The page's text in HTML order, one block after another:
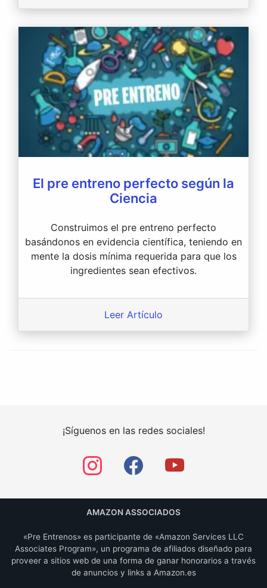
El pre entreno perfecto según la
Ciencia
Construimos el pre entreno perfecto
basándonos en evidencia científica, teniendo en
mente la dosis mínima requerida para que los
ingredientes sean efectivos.
Leer Artículo
¡Síguenos en las redes sociales!
AMAZON ASSOCIADOS
«Pre Entrenos» es participante de «Amazon Services LLC
Associates Program», un programa de afiliados diseñado para
proveer a sitios web de una forma de ganar honorarios a través
de anuncios y links a Amazon.es